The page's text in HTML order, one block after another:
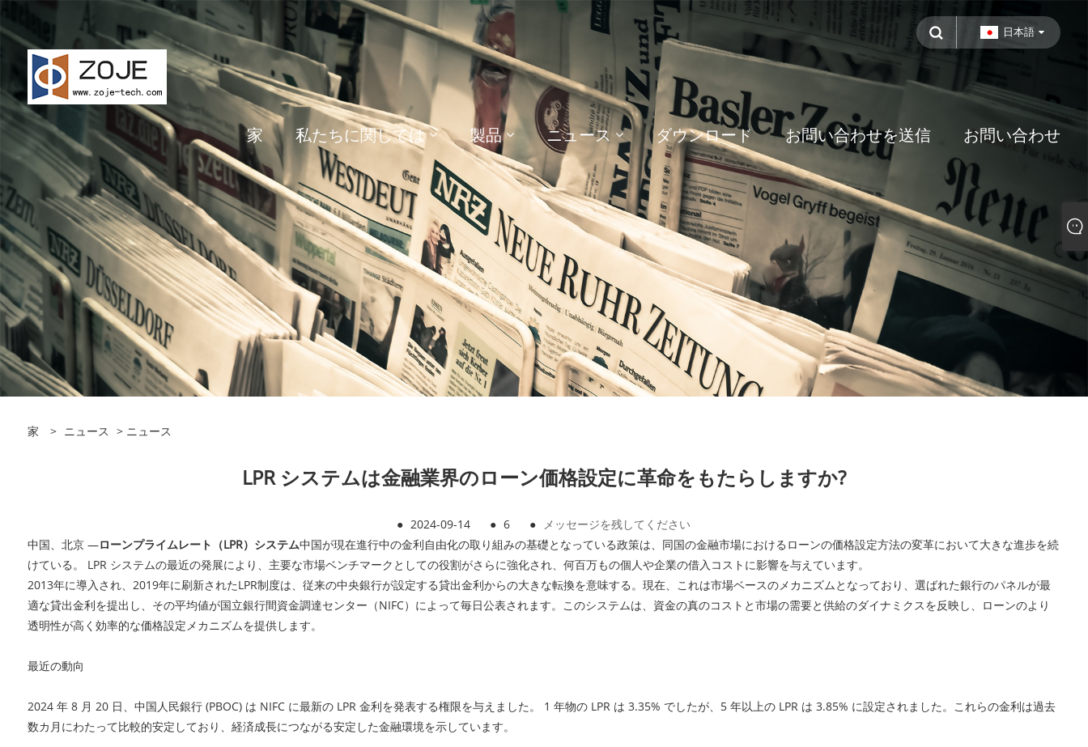
日本語
家 私たちに関しては 製品 ニュース ダウンロード お問い合わせを送信 お問い合わせ
家 > ニュース > ニュース
LPR システムは金融業界のローン価格設定に革命をもたらしますか?
● 2024-09-14 ● 6 ● メッセージを残してください
中国、北京 —ローンプライムレート（LPR）システム中国が現在進行中の金利自由化の取り組みの基礎となっている政策は、同国の金融市場におけるローンの価格設定方法の変革において大きな進歩を続
けている。 LPR システムの最近の発展により、主要な市場ベンチマークとしての役割がさらに強化され、何百万もの個人や企業の借入コストに影響を与えています。
2013年に導入され、2019年に刷新されたLPR制度は、従来の中央銀行が設定する貸出金利からの大きな転換を意味する。現在、これは市場ベースのメカニズムとなっており、選ばれた銀行のパネルが最
適な貸出金利を提出し、その平均値が国立銀行間資金調達センター（NIFC）によって毎日公表されます。このシステムは、資金の真のコストと市場の需要と供給のダイナミクスを反映し、ローンのより
透明性が高く効率的な価格設定メカニズムを提供します。
最近の動向
2024 年 8 月 20 日、中国人民銀行 (PBOC) は NIFC に最新の LPR 金利を発表する権限を与えました。 1 年物の LPR は 3.35% でしたが、5 年以上の LPR は 3.85% に設定されました。これらの金利は過去
数カ月にわたって比較的安定しており、経済成長につながる安定した金融環境を示しています。